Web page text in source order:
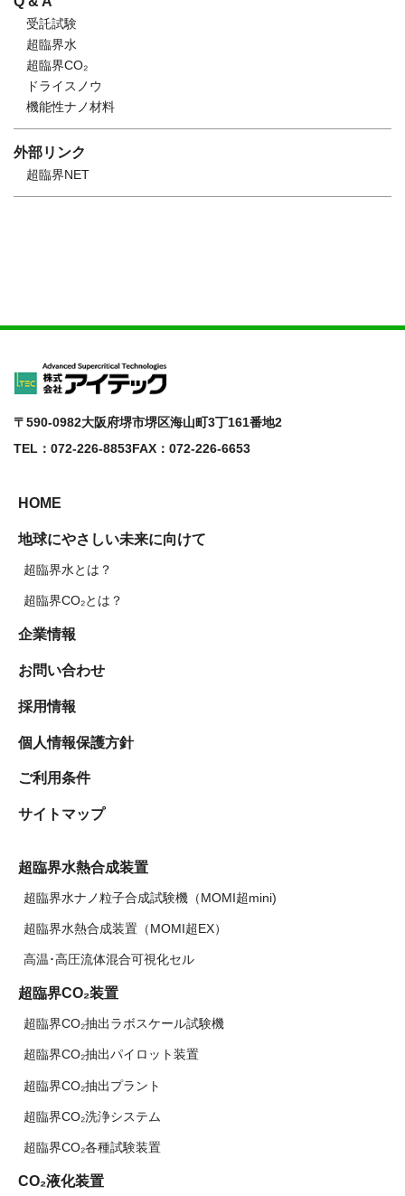
受託試験
超臨界水
超臨界CO₂
ドライスノウ
機能性ナノ材料
外部リンク
超臨界NET
〒590-0982大阪府堺市堺区海山町3丁161番地2
TEL：072-226-8853FAX：072-226-6653
HOME
地球にやさしい未来に向けて
超臨界水とは？
超臨界CO₂とは？
企業情報
お問い合わせ
採用情報
個人情報保護方針
ご利用条件
サイトマップ
超臨界水熱合成装置
超臨界水ナノ粒子合成試験機（MOMI超mini)
超臨界水熱合成装置（MOMI超EX）
高温･高圧流体混合可視化セル
超臨界CO₂装置
超臨界CO₂抽出ラボスケール試験機
超臨界CO₂抽出パイロット装置
超臨界CO₂抽出プラント
超臨界CO₂洗浄システム
超臨界CO₂各種試験装置
CO₂液化装置